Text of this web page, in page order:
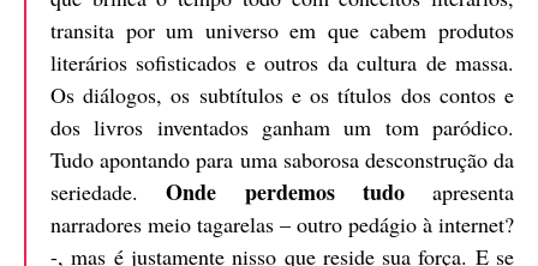
transita por um universo em que cabem produtos
literários sofisticados e outros da cultura de massa.
Os diálogos, os subtítulos e os títulos dos contos e
dos livros inventados ganham um tom paródico.
Tudo apontando para uma saborosa desconstrução da
seriedade.Onde perdemos tudo apresenta
narradores meio tagarelas – outro pedágio à internet?
-, mas é justamente nisso que reside sua força. E se